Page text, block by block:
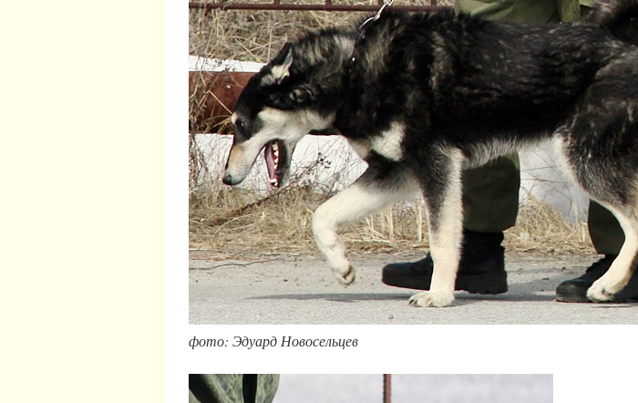
фото: Эдуард Новосельцев